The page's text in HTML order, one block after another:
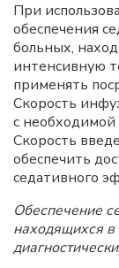
При
обеспечения
больных,
интенсивную
применять
Скорость
с необходимой
Скорость
обеспечить
седативного
Обеспечение
находящихся в